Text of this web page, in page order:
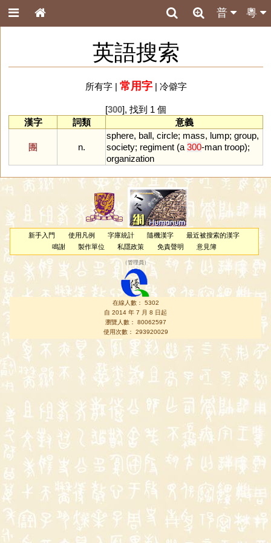
粵
普
英語搜索
所有字| 常用字| 冷僻字
[300], 找到 1 個
漢字
詞類 意義
團 n.
sphere, ball, circle; mass, lump; group,
society; regiment (a 300-man troop);
organization
新手入門 使用凡例 字庫統計 隨機漢字
最近被搜索的漢字
鳴謝
製作單位 私隱政策 免責聲明 意見簿
（管理員 ）
在線人數： 5302
自 2014 年 7 月 8 日起
瀏覽人數： 80062597
使用次數： 293920029